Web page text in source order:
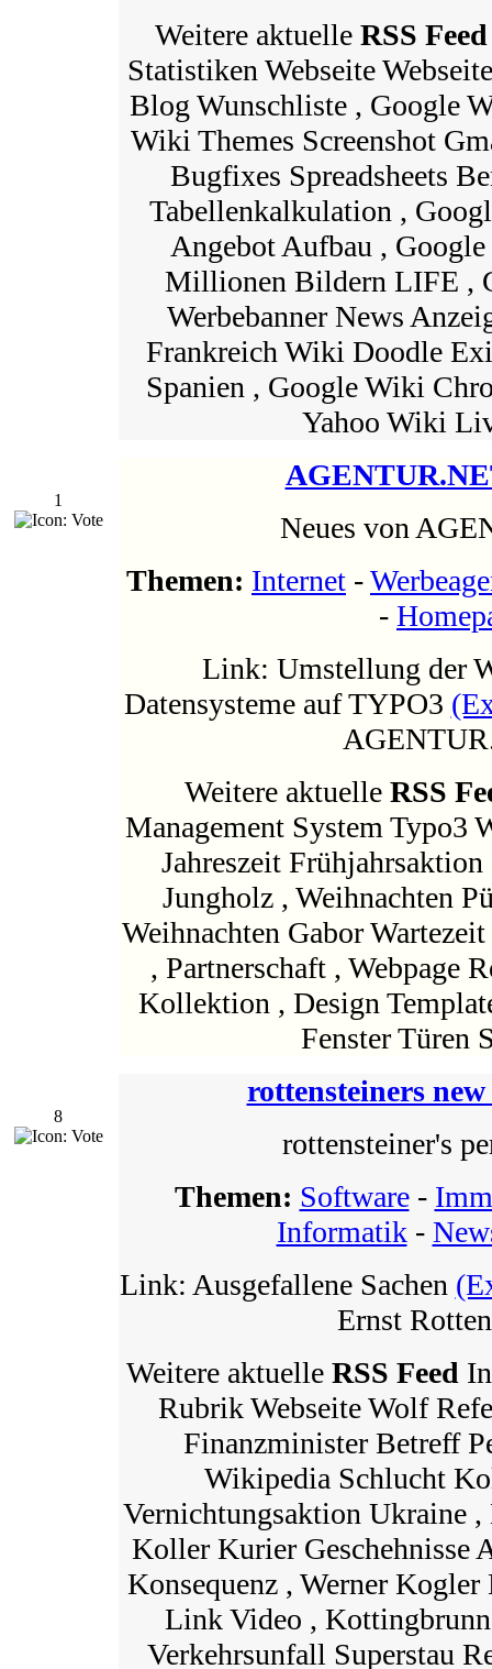
Weitere aktuelle RSS Feed
Statistiken Webseite
Blog Wunschliste , Google
Wiki Themes Screenshot
Bugfixes Spreadsheets
Tabellenkalkulation ,
Angebot Aufbau ,
Millionen Bildern LIFE ,
Werbebanner News
Frankreich Wiki Doodle
Spanien , Google Wiki
Yahoo Wiki
1
Neues von
Themen: Internet -
-
Link: Umstellung der
Datensysteme auf TYPO3
Weitere aktuelle RSS
Management System Typo3
Jahreszeit
Jungholz , Weihnachten
Weihnachten Gabor
, Partnerschaft , Webpage
Kollektion , Design
Fenster Türen
8
rottensteiners
rottensteiner's
Themen: Software-
Informatik-
Link: Ausgefallene Sachen
Ernst
Weitere aktuelle RSS Feed
Rubrik Webseite Wolf
Finanzminister Betreff
Wikipedia Schlucht
Vernichtungsaktion Ukraine
Koller Kurier Geschehnisse
Konsequenz , Werner
Link Video ,
Verkehrsunfall Superstau